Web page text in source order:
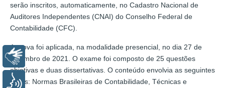
serão inscritos, automaticamente, no Cadastro Nacional de
Auditores Independentes (CNAI) do Conselho Federal de
Contabilidade (CFC).
A prova foi aplicada, na modalidade presencial, no dia 27 de
setembro de 2021. O exame foi composto de 25 questões
objetivas e duas dissertativas. O conteúdo envolvia as seguintes
áreas: Normas Brasileiras de Contabilidade, Técnicas e
Libras
Voz